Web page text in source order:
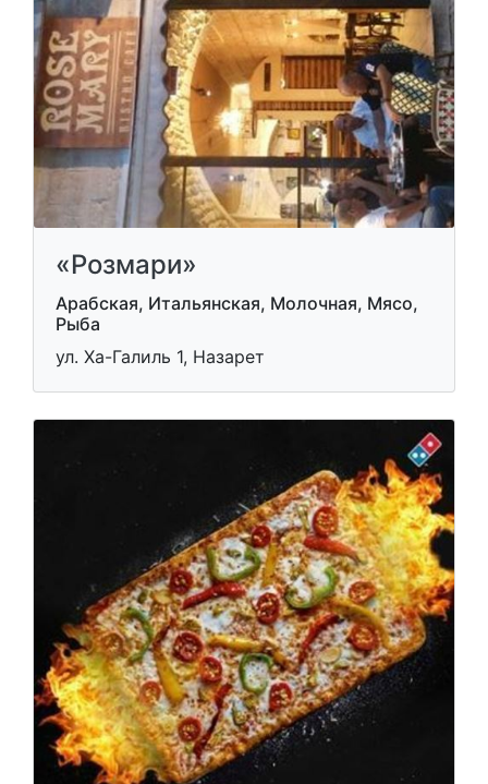
«Розмари»
Арабская, Итальянская, Молочная, Мясо,
Рыба
ул. Ха-Галиль 1, Назарет